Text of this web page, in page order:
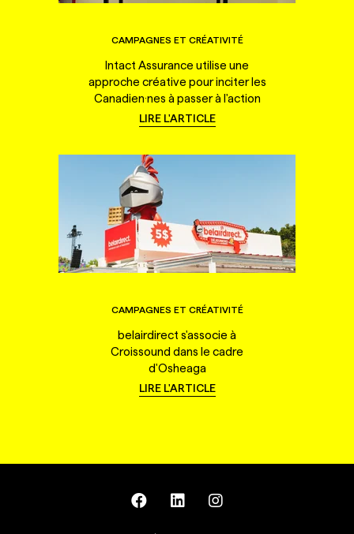
CAMPAGNES ET CRÉATIVITÉ
Intact Assurance utilise une
approche créative pour inciter les
Canadien·nes à passer à l'action
LIRE L'ARTICLE
CAMPAGNES ET CRÉATIVITÉ
belairdirect s'associe à
Croissound dans le cadre
d'Osheaga
LIRE L'ARTICLE